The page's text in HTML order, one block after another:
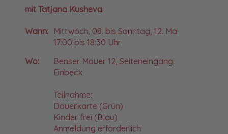
mit Tatjana Kusheva
Wann: Mittwoch, 08. bis Sonntag, 12. Ma
17:00 bis 18:30 Uhr
Wo:
Benser Mauer 12, Seiteneingang.
Einbeck
Teilnahme:
Dauerkarte (Grün)
Kinder frei (Blau)
Anmeldung erforderlich